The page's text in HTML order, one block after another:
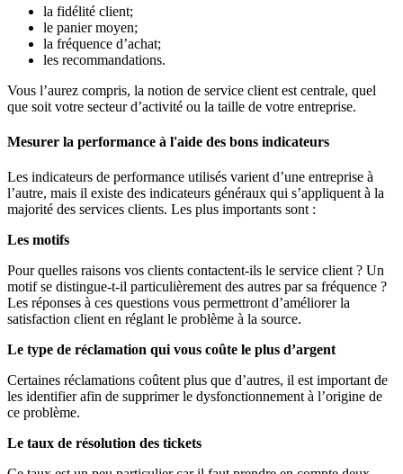
la fidélité client;
le panier moyen;
la fréquence d’achat;
les recommandations.
Vous l’aurez compris, la notion de service client est centrale, quel
que soit votre secteur d’activité ou la taille de votre entreprise.
Mesurer la performance à l'aide des bons indicateurs
Les indicateurs de performance utilisés varient d’une entreprise à
l’autre, mais il existe des indicateurs généraux qui s’appliquent à la
majorité des services clients. Les plus importants sont :
Les motifs
Pour quelles raisons vos clients contactent-ils le service client ? Un
motif se distingue-t-il particulièrement des autres par sa fréquence ?
Les réponses à ces questions vous permettront d’améliorer la
satisfaction client en réglant le problème à la source.
Le type de réclamation qui vous coûte le plus d’argent
Certaines réclamations coûtent plus que d’autres, il est important de
les identifier afin de supprimer le dysfonctionnement à l’origine de
ce problème.
Le taux de résolution des tickets